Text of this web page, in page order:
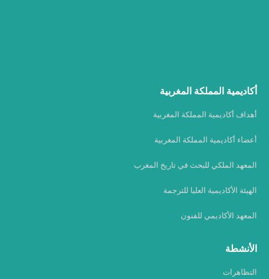
أكاديمية المملكة المغربية
أهداف أكاديمية المملكة المغربية
أعضاء أكاديمية المملكة المغربية
المعهد الملكي للبحث في تاريخ المغرب
الهيئة الأكاديمية العليا للترجمة
المعهد الأكاديمي للفنون
الأنشطة
التظاهرات